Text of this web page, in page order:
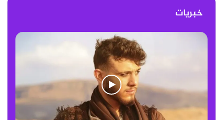
خبريات